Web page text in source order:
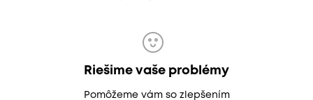
Riešime vaše problémy
Pomôžeme vám so zlepšením